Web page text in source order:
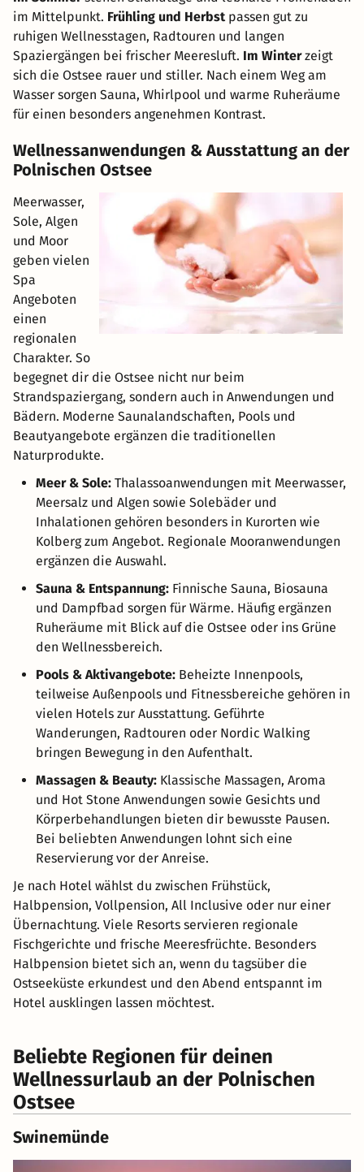
im Mittelpunkt. Frühling und Herbst passen gut zu
ruhigen Wellnesstagen, Radtouren und langen
Spaziergängen bei frischer Meeresluft. Im Winterzeigt
sich die Ostsee rauer und stiller. Nach einem Weg am
Wasser sorgen Sauna, Whirlpool und warme Ruheräume
für einen besonders angenehmen Kontrast.
Wellnessanwendungen & Ausstattung an der
Polnischen Ostsee
Meerwasser,
Sole, Algen
und Moor
geben vielen
Spa
Angeboten
einen
regionalen
Charakter. So
begegnet dir die Ostsee nicht nur beim
Strandspaziergang, sondern auch in Anwendungen und
Bädern. Moderne Saunalandschaften, Pools und
Beautyangebote ergänzen die traditionellen
Naturprodukte.
Meer & Sole: Thalassoanwendungen mit Meerwasser,
Meersalz und Algen sowie Solebäder und
Inhalationen gehören besonders in Kurorten wie
Kolberg zum Angebot. Regionale Mooranwendungen
ergänzen die Auswahl.
Sauna & Entspannung: Finnische Sauna, Biosauna
und Dampfbad sorgen für Wärme. Häufig ergänzen
Ruheräume mit Blick auf die Ostsee oder ins Grüne
den Wellnessbereich.
Pools & Aktivangebote: Beheizte Innenpools,
teilweise Außenpools und Fitnessbereiche gehören in
vielen Hotels zur Ausstattung. Geführte
Wanderungen, Radtouren oder Nordic Walking
bringen Bewegung in den Aufenthalt.
Massagen & Beauty: Klassische Massagen, Aroma
und Hot Stone Anwendungen sowie Gesichts und
Körperbehandlungen bieten dir bewusste Pausen.
Bei beliebten Anwendungen lohnt sich eine
Reservierung vor der Anreise.
Je nach Hotel wählst du zwischen Frühstück,
Halbpension, Vollpension, All Inclusive oder nur einer
Übernachtung. Viele Resorts servieren regionale
Fischgerichte und frische Meeresfrüchte. Besonders
Halbpension bietet sich an, wenn du tagsüber die
Ostseeküste erkundest und den Abend entspannt im
Hotel ausklingen lassen möchtest.
Beliebte Regionen für deinen
Wellnessurlaub an der Polnischen
Ostsee
Swinemünde